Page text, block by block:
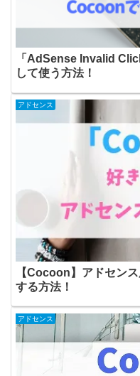
「AdSense Invalid
して使う方法！
アドセンス
【Cocoon】アドセン
する方法！
アドセンス